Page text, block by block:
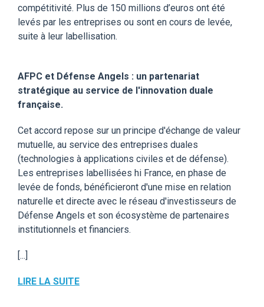
compétitivité. Plus de 150 millions d’euros ont été
levés par les entreprises ou sont en cours de levée,
suite à leur labellisation.
AFPC et Défense Angels : un partenariat
stratégique au service de l'innovation duale
française.
Cet accord repose sur un principe d'échange de valeur
mutuelle, au service des entreprises duales
(technologies à applications civiles et de défense).
Les entreprises labellisées hi France, en phase de
levée de fonds, bénéficieront d'une mise en relation
naturelle et directe avec le réseau d'investisseurs de
Défense Angels et son écosystème de partenaires
institutionnels et financiers.
[...]
LIRE LA SUITE